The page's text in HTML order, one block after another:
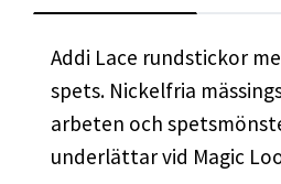
Addi Lace rundstickor
spets. Nickelfria
arbeten och
underlättar vid Magic